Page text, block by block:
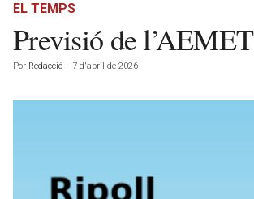
EL TEMPS
Previsió de
Por Redacció - 7 d'abril de 2026